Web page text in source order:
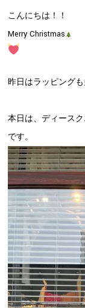
こんにちは！！
Merry Christmas
昨日はラッピング
本日は、ディース
です。